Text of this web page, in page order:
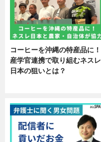
コーヒーを沖縄の特産品に！
産学官連携で取り組むネスレ
日本の狙いとは？